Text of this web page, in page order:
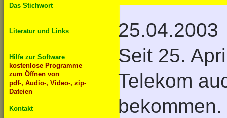
Das Stichwort
Literatur und Links
Hilfe zur Software
kostenlose Programme
zum Öffnen von
pdf-, Audio-, Video-, zip-
Dateien
Kontakt
25.04.2003
Seit 25.
Telekom